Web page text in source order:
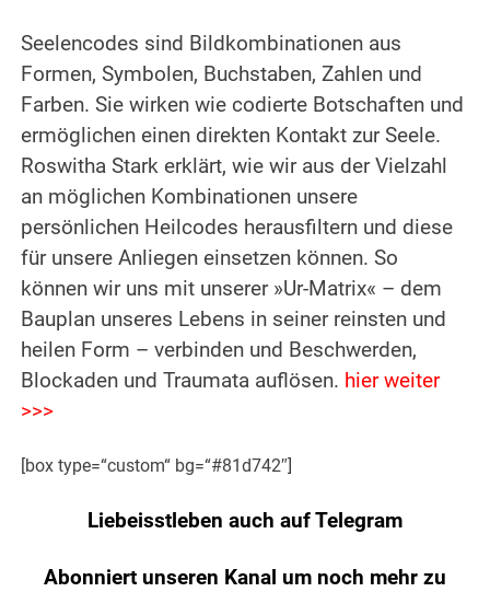
Seelencodes sind Bildkombinationen aus
Formen, Symbolen, Buchstaben, Zahlen und
Farben. Sie wirken wie codierte Botschaften und
ermöglichen einen direkten Kontakt zur Seele.
Roswitha Stark erklärt, wie wir aus der Vielzahl
an möglichen Kombinationen unsere
persönlichen Heilcodes herausfiltern und diese
für unsere Anliegen einsetzen können. So
können wir uns mit unserer »Ur-Matrix« – dem
Bauplan unseres Lebens in seiner reinsten und
heilen Form – verbinden und Beschwerden,
Blockaden und Traumata auflösen. hier weiter
>>>
[box type=“custom“ bg=“#81d742″]
Liebeisstleben auch auf Telegram
Abonniert unseren Kanal um noch mehr zu